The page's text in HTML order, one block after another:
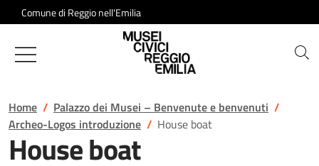
Salta al contenuto
Comune di Reggio nell'Emilia
Musei Civici di Reggio Emilia
Home
Palazzo dei Musei – Benvenute e benvenuti
Archeo-Logos introduzione
House boat
House boat